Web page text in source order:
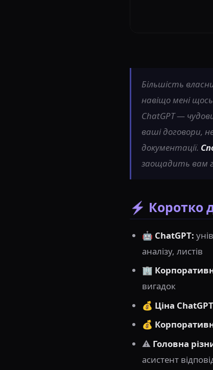
Більшість
навіщо мені
ChatGPT —
ваші договори,
документації.
заощадить вам
⚡ Коротко
🤖 ChatGPT:
аналізу, листів
🏢
вигадок
💰 Ціна
💰
⚠️ Головна
асистент